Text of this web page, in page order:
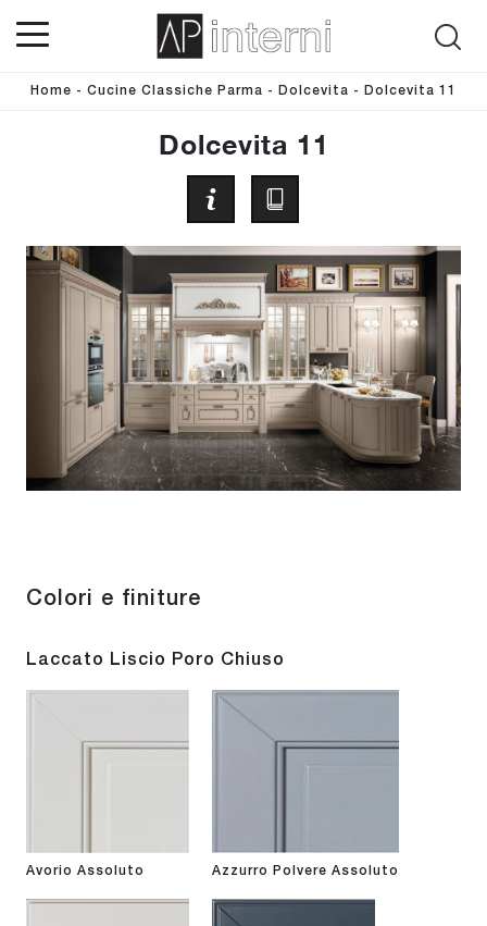
Home - Cucine Classiche Parma - Dolcevita - Dolcevita 11
Dolcevita 11
Colori e finiture
Laccato Liscio Poro Chiuso
Avorio Assoluto Azzurro Polvere Assoluto